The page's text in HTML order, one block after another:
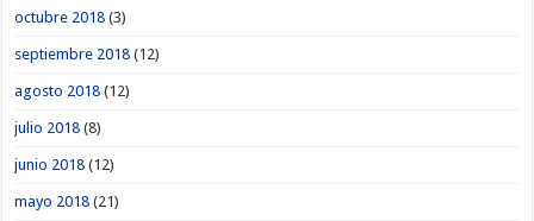
octubre 2018 (3)
septiembre 2018 (12)
agosto 2018 (12)
julio 2018 (8)
junio 2018 (12)
mayo 2018 (21)